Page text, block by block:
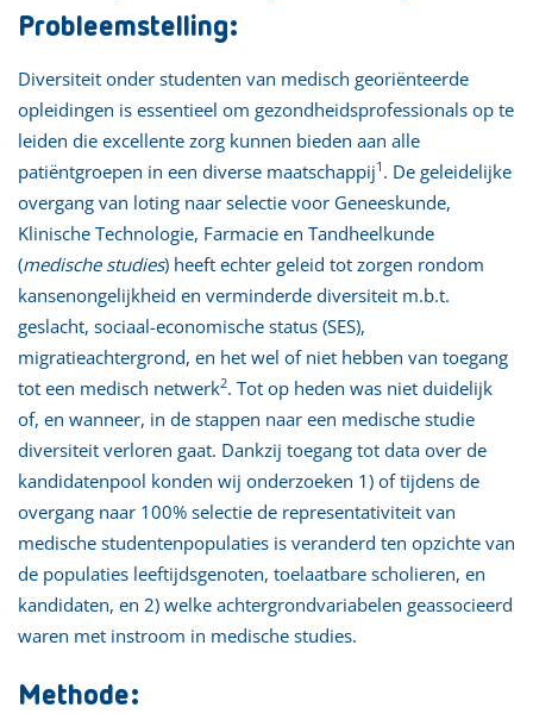
Probleemstelling:
Diversiteit onder studenten van medisch georiënteerde
opleidingen is essentieel om gezondheidsprofessionals op te
leiden die excellente zorg kunnen bieden aan alle
patiëntgroepen in een diverse maatschappij1 . De geleidelijke
overgang van loting naar selectie voor Geneeskunde,
Klinische Technologie, Farmacie en Tandheelkunde
(medische studies) heeft echter geleid tot zorgen rondom
kansenongelijkheid en verminderde diversiteit m.b.t.
geslacht, sociaal-economische status (SES),
migratieachtergrond, en het wel of niet hebben van toegang
tot een medisch netwerk2. Tot op heden was niet duidelijk
of, en wanneer, in de stappen naar een medische studie
diversiteit verloren gaat. Dankzij toegang tot data over de
kandidatenpool konden wij onderzoeken 1) of tijdens de
overgang naar 100% selectie de representativiteit van
medische studentenpopulaties is veranderd ten opzichte van
de populaties leeftijdsgenoten, toelaatbare scholieren, en
kandidaten, en 2) welke achtergrondvariabelen geassocieerd
waren met instroom in medische studies.
Methode: